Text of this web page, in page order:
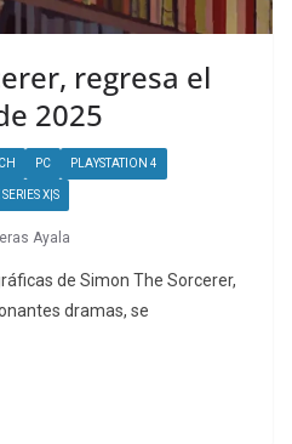
regresa el
2025
PC PLAYSTATION 4
X|S
Ayala
de Simon The Sorcerer,
dramas, se